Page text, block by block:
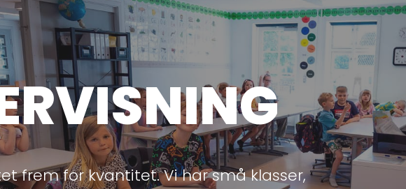
frem for kvantitet. Vi har små klasser,